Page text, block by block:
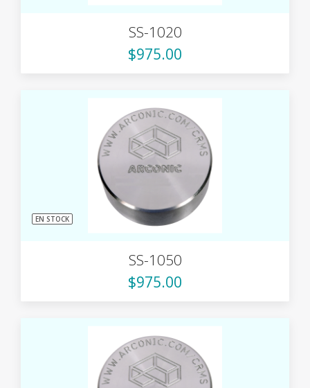
SS-1020
$975.00
EN STOCK
SS-1050
$975.00